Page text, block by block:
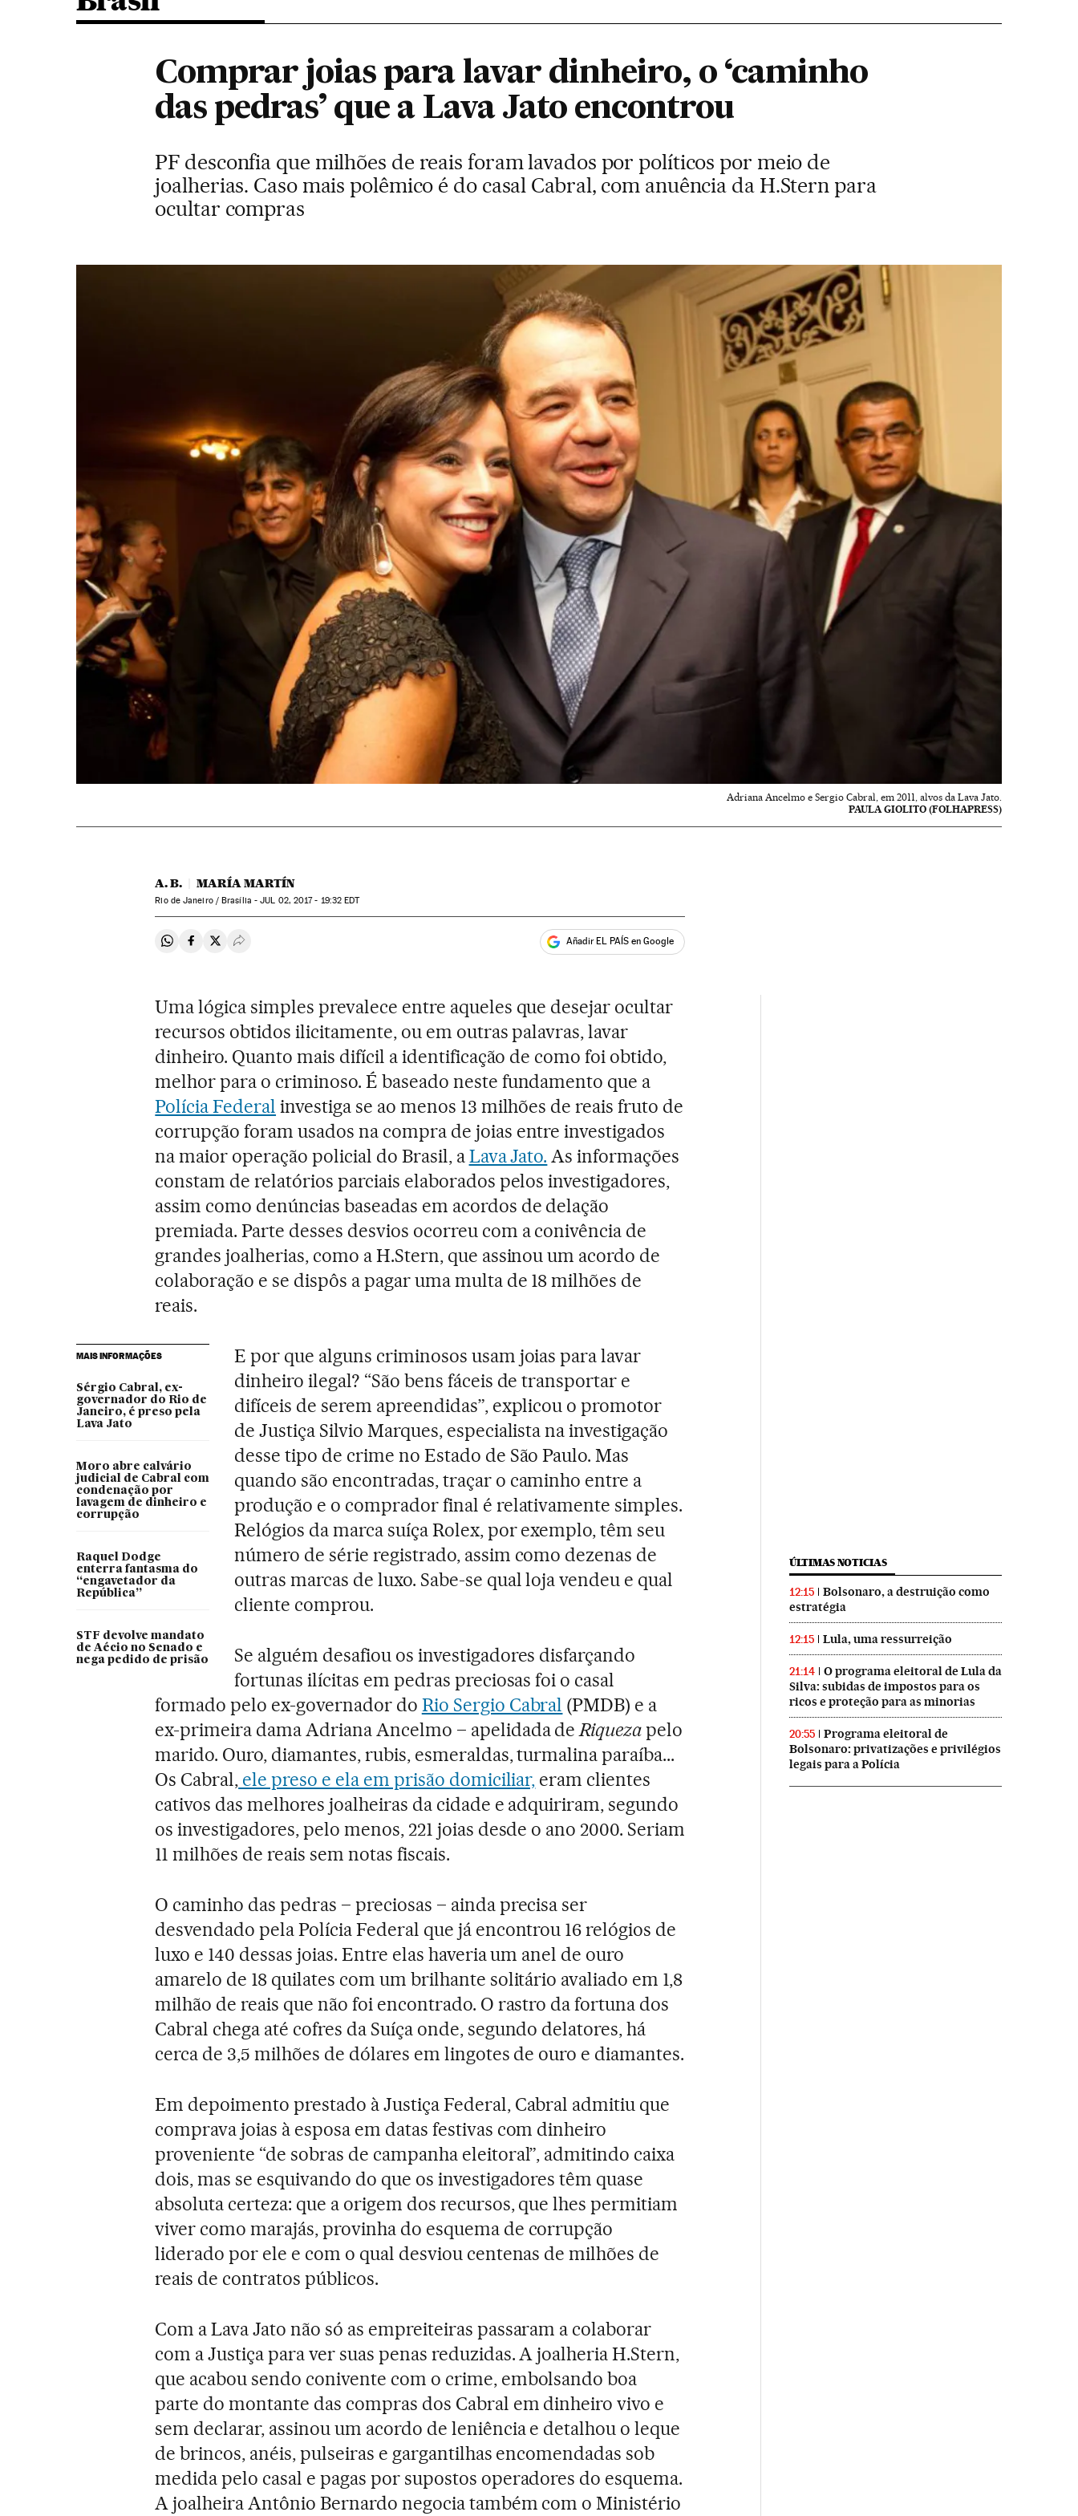
Comprar joias para lavar dinheiro, o ‘caminho
das pedras’ que a Lava Jato encontrou
PF desconfia que milhões de reais foram lavados por políticos por meio de
joalherias. Caso mais polêmico é do casal Cabral, com anuência da H.Stern para
ocultar compras
Adriana Ancelmo e Sergio Cabral, em 2011, alvos da Lava Jato.
PAULA GIOLITO (FOLHAPRESS)
A. B. MARÍA MARTÍN
Rio de Janeiro / Brasília -JUL 02, 2017 - 19:32 EDT
Compartir en Whatsapp
Compartir en Facebook
Compartir en Twitter
Desplegar Redes Sociales Añadir EL PAÍS en Google
Uma lógica simples prevalece entre aqueles que desejar ocultar
recursos obtidos ilicitamente, ou em outras palavras, lavar
dinheiro. Quanto mais difícil a identificação de como foi obtido,
melhor para o criminoso. É baseado neste fundamento que a
Polícia Federal investiga se ao menos 13 milhões de reais fruto de
corrupção foram usados na compra de joias entre investigados
na maior operação policial do Brasil, aLava Jato. As informações
constam de relatórios parciais elaborados pelos investigadores,
assim como denúncias baseadas em acordos de delação
premiada. Parte desses desvios ocorreu com a conivência de
grandes joalherias, como a H.Stern, que assinou um acordo de
colaboração e se dispôs a pagar uma multa de 18 milhões de
reais.
MAIS INFORMAÇÕES
Sérgio Cabral, ex-
governador do Rio de
Janeiro, é preso pela
Lava Jato
Moro abre calvário
judicial de Cabral com
condenação por
lavagem de dinheiro e
corrupção
Raquel Dodge
enterra fantasma do
“engavetador da
República”
STF devolve mandato
de Aécio no Senado e
nega pedido de prisão
E por que alguns criminosos usam joias para lavar
dinheiro ilegal? “São bens fáceis de transportar e
difíceis de serem apreendidas”, explicou o promotor
de Justiça Silvio Marques, especialista na investigação
desse tipo de crime no Estado de São Paulo. Mas
quando são encontradas, traçar o caminho entre a
produção e o comprador final é relativamente simples.
Relógios da marca suíça Rolex, por exemplo, têm seu
número de série registrado, assim como dezenas de
outras marcas de luxo. Sabe-se qual loja vendeu e qual
cliente comprou.
Se alguém desafiou os investigadores disfarçando
fortunas ilícitas em pedras preciosas foi o casal
formado pelo ex-governador do Rio Sergio Cabral (PMDB) e a
ex-primeira dama Adriana Ancelmo – apelidada deRiquezapelo
marido. Ouro, diamantes, rubis, esmeraldas, turmalina paraíba...
Os Cabral, ele preso e ela em prisão domiciliar, eram clientes
cativos das melhores joalheiras da cidade e adquiriram, segundo
os investigadores, pelo menos, 221 joias desde o ano 2000. Seriam
11 milhões de reais sem notas fiscais.
O caminho das pedras – preciosas – ainda precisa ser
desvendado pela Polícia Federal que já encontrou 16 relógios de
luxo e 140 dessas joias. Entre elas haveria um anel de ouro
amarelo de 18 quilates com um brilhante solitário avaliado em 1,8
milhão de reais que não foi encontrado. O rastro da fortuna dos
Cabral chega até cofres da Suíça onde, segundo delatores, há
cerca de 3,5 milhões de dólares em lingotes de ouro e diamantes.
Em depoimento prestado à Justiça Federal, Cabral admitiu que
comprava joias à esposa em datas festivas com dinheiro
proveniente “de sobras de campanha eleitoral”, admitindo caixa
dois, mas se esquivando do que os investigadores têm quase
absoluta certeza: que a origem dos recursos, que lhes permitiam
viver como marajás, provinha do esquema de corrupção
liderado por ele e com o qual desviou centenas de milhões de
reais de contratos públicos.
Com a Lava Jato não só as empreiteiras passaram a colaborar
com a Justiça para ver suas penas reduzidas. A joalheria H.Stern,
que acabou sendo conivente com o crime, embolsando boa
parte do montante das compras dos Cabral em dinheiro vivo e
sem declarar, assinou um acordo de leniência e detalhou o leque
de brincos, anéis, pulseiras e gargantilhas encomendadas sob
medida pelo casal e pagas por supostos operadores do esquema.
A joalheira Antônio Bernardo negocia também com o Ministério
ÚLTIMAS NOTICIAS
12:15
Bolsonaro, a destruição como
estratégia
12:15 Lula, uma ressurreição
21:14
O programa eleitoral de Lula da
Silva: subidas de impostos para os
ricos e proteção para as minorias
20:55
Programa eleitoral de
Bolsonaro: privatizações e privilégios
legais para a Polícia